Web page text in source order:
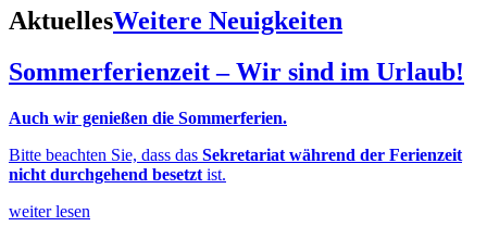
AktuellesWeitere Neuigkeiten
Sommerferienzeit – Wir sind im Urlaub!
Auch wir genießen die Sommerferien.
Bitte beachten Sie, dass das Sekretariat während der Ferienzeit
nicht durchgehend besetzt ist.
weiter lesen